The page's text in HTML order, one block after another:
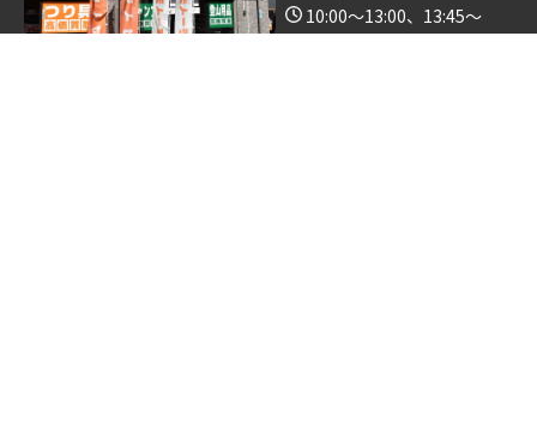
10:00～13:00、13:45～
19:00（木曜日定休）